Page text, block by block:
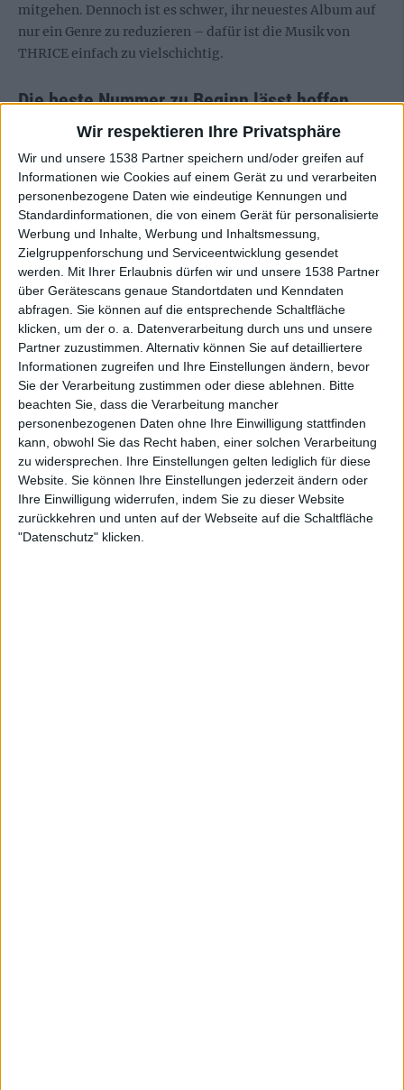
Wir respektieren Ihre Privatsphäre
Wir und unsere 1538 Partner speichern und/oder greifen auf
Informationen wie Cookies auf einem Gerät zu und verarbeiten
personenbezogene Daten wie eindeutige Kennungen und
Standardinformationen, die von einem Gerät für personalisierte
Werbung und Inhalte, Werbung und Inhaltsmessung,
Zielgruppenforschung und Serviceentwicklung gesendet
werden. Mit Ihrer Erlaubnis dürfen wir und unsere 1538 Partner
über Gerätescans genaue Standortdaten und Kenndaten
abfragen. Sie können auf die entsprechende Schaltfläche
klicken, um der o. a. Datenverarbeitung durch uns und unsere
Partner zuzustimmen. Alternativ können Sie auf detailliertere
Informationen zugreifen und Ihre Einstellungen ändern, bevor
Sie der Verarbeitung zustimmen oder diese ablehnen. Bitte
beachten Sie, dass die Verarbeitung mancher
personenbezogenen Daten ohne Ihre Einwilligung stattfinden
kann, obwohl Sie das Recht haben, einer solchen Verarbeitung
zu widersprechen. Ihre Einstellungen gelten lediglich für diese
Website. Sie können Ihre Einstellungen jederzeit ändern oder
Ihre Einwilligung widerrufen, indem Sie zu dieser Website
zurückkehren und unten auf der Webseite auf die Schaltfläche
"Datenschutz" klicken.
mitgehen. Dennoch ist es schwer, ihr neuestes Album auf
nur ein Genre zu reduzieren – dafür ist die Musik von
THRICE einfach zu vielschichtig.
Die beste Nummer zu Beginn lässt hoffen
Eröffnungsnummer und bietet alles was THRICE in der
Vergangenheit ausgezeichnet hat. Durch sphärische
Synthiklänge wird zu Beginn die eindringliche und sanfte
Stimme Kesrues perfekt transportiert, bevor
galoppierende Schlagzeuglinien ein Tempo aufbauen und
alles in einen tollen Refrain gipfeln lassen.
Stücke wie zum Beispiel “Summer Set Fire To The Rain”
und “Scavengers” haben enorme Riffs mit trotzigen und
doch euphorischen Hooks, während die typischen 08/15
Rock-Songs auf dem Album “The Dreamer” und
“Dandelion Wine” die Höhen und Tiefen der Klangpalette
der Band mit einigen Längen durchqueren.
Der flotte Groove und die hüpfende Bassline von “Buried
In The Sun”, die dem jazzigen Piano von “Northern
Lights” vorausgeht, zeugt eindeutig von der Vielseitigkeit
der Platte. Die Band führt immer wieder neue Elemente